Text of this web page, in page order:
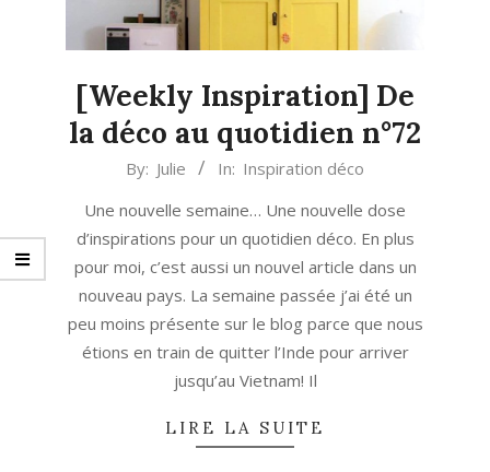
[Weekly Inspiration] De
la déco au quotidien n°72
By: Julie In: Inspiration déco
Une nouvelle semaine… Une nouvelle dose
d’inspirations pour un quotidien déco. En plus
pour moi, c’est aussi un nouvel article dans un
nouveau pays. La semaine passée j’ai été un
peu moins présente sur le blog parce que nous
étions en train de quitter l’Inde pour arriver
jusqu’au Vietnam! Il
LIRE LA SUITE